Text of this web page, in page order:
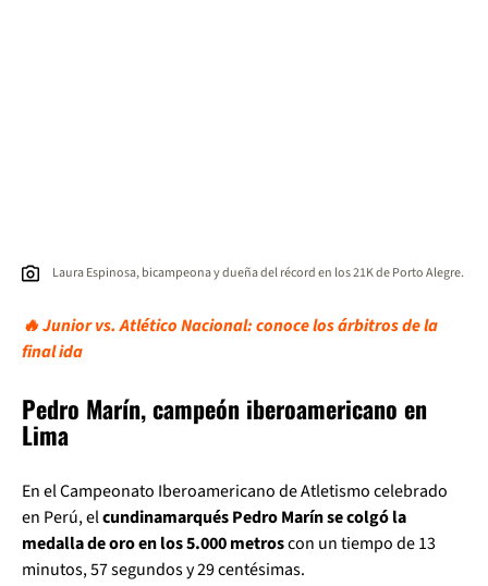
Laura Espinosa, bicampeona y dueña del récord en los 21K de Porto Alegre.
🔥 Junior vs. Atlético Nacional: conoce los árbitros de la
final ida
Pedro Marín, campeón iberoamericano en
Lima
En el Campeonato Iberoamericano de Atletismo celebrado
en Perú, elcundinamarqués Pedro Marín se colgó la
medalla de oro en los 5.000 metroscon un tiempo de 13
minutos, 57 segundos y 29 centésimas.